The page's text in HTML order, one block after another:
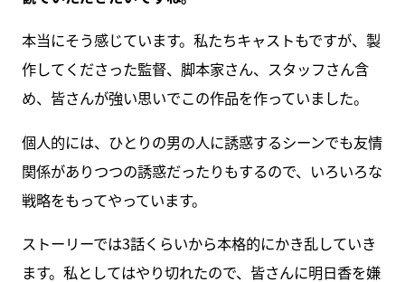
本当にそう感じています。私たちキャストもですが、製
作してくださった監督、脚本家さん、スタッフさん含
め、皆さんが強い思いでこの作品を作っていました。
個人的には、ひとりの男の人に誘惑するシーンでも友情
関係がありつつの誘惑だったりもするので、いろいろな
戦略をもってやっています。
ストーリーでは3話くらいから本格的にかき乱していき
ます。私としてはやり切れたので、皆さんに明日香を嫌